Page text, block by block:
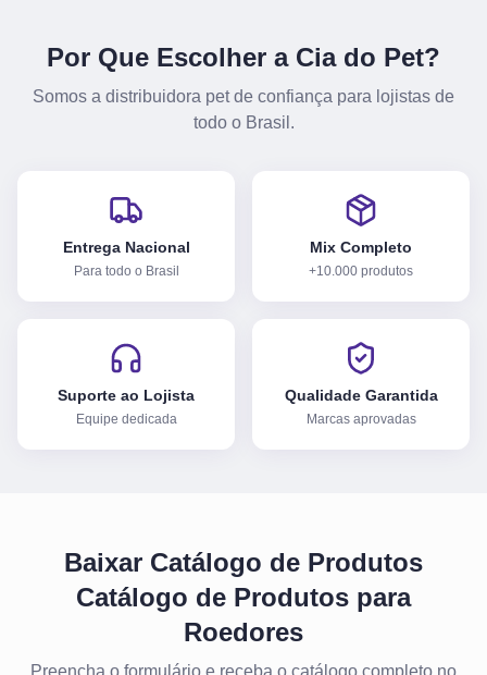
Por Que Escolher a Cia do Pet?
Somos a distribuidora pet de confiança para lojistas de
todo o Brasil.
Entrega Nacional
Para todo o Brasil
Mix Completo
+10.000 produtos
Suporte ao Lojista
Equipe dedicada
Qualidade Garantida
Marcas aprovadas
Baixar Catálogo de Produtos
Catálogo de Produtos para
Roedores
Preencha o formulário e receba o catálogo completo no